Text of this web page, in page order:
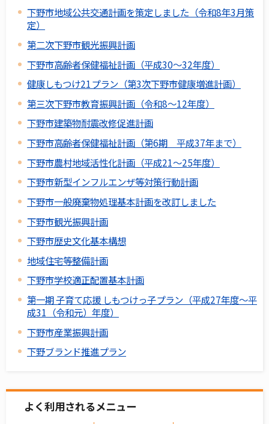
下野市地域公共交通計画を策定しました（令和8年3月策
定）
第二次下野市観光振興計画
下野市高齢者保健福祉計画（平成30～32年度）
健康しもつけ21プラン（第3次下野市健康増進計画）
第三次下野市教育振興計画（令和8～12年度）
下野市建築物耐震改修促進計画
下野市高齢者保健福祉計画（第6期 平成37年まで）
下野市農村地域活性化計画（平成21～25年度）
下野市新型インフルエンザ等対策行動計画
下野市一般廃棄物処理基本計画を改訂しました
下野市観光振興計画
下野市歴史文化基本構想
地域住宅等整備計画
下野市学校適正配置基本計画
第一期 子育て応援 しもつけっ子プラン（平成27年度～平
成31（令和元）年度）
下野市産業振興計画
下野ブランド推進プラン
よく利用されるメニュー